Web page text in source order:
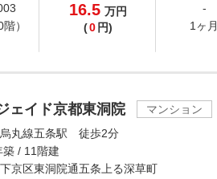
階）
16.5 万円
(0 円)
-
1ヶ月
ェイド京都東洞院
マンション
丸線五条駅 徒歩2分
築 / 11階建
京区東洞院通五条上る深草町